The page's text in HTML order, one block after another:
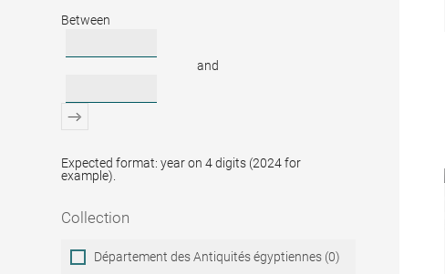
Period
Between
and
Expected format: year on 4 digits (2024 for
example).
Collection
Collection
Département des Antiquités égyptiennes (0)